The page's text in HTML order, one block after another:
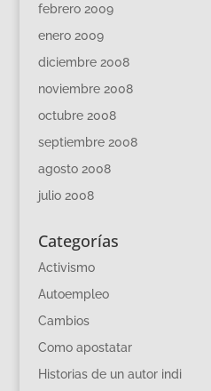
febrero 2009
enero 2009
diciembre 2008
noviembre 2008
octubre 2008
septiembre 2008
agosto 2008
julio 2008
Categorías
Activismo
Autoempleo
Cambios
Como apostatar
Historias de un autor indi